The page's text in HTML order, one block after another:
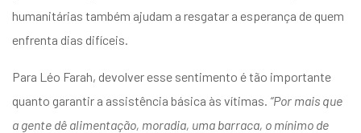
humanitárias também ajudam a resgatar a esperança de quem
enfrenta dias difíceis.
Para Léo Farah, devolver esse sentimento é tão importante
quanto garantir a assistência básica às vítimas. “Por mais que
a gente dê alimentação, moradia, uma barraca, o mínimo de